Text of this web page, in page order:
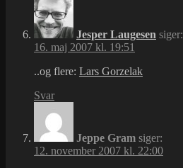
Jesper Laugesen siger:
16. maj 2007 kl. 19:51
..og flere: Lars Gorzelak
Svar
Jeppe Gram siger:
12. november 2007 kl. 22:00